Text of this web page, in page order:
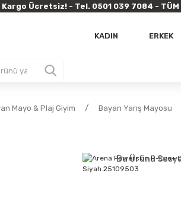
Ücretsiz! - Tel. 0501 039 7084 - TÜM
KADIN ERKEK
Mayo & Plaj Giyim Bayan Yarış Mayosu
Bu Ürünü